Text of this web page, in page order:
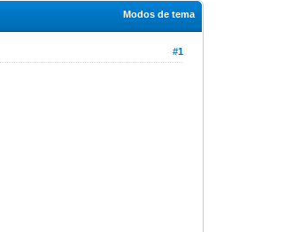
Modos de tema
#1